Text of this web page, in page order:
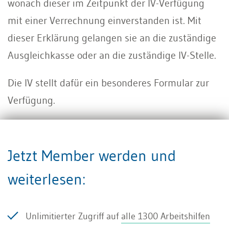
wonach dieser im Zeitpunkt der IV-Verfügung
mit einer Verrechnung einverstanden ist. Mit
dieser Erklärung gelangen sie an die zuständige
Ausgleichkasse oder an die zuständige IV-Stelle.
Die IV stellt dafür ein besonderes Formular zur
Verfügung.
möglichst früh, d.h. vor Erlass der Verfügung die
erste Seite auszufüllen und der zuständigen
Nach der Verfügung der IV-Rente und nach
Jetzt Member werden und
weiterlesen:
Unlimitierter Zugriff auf alle 1300 Arbeitshilfen